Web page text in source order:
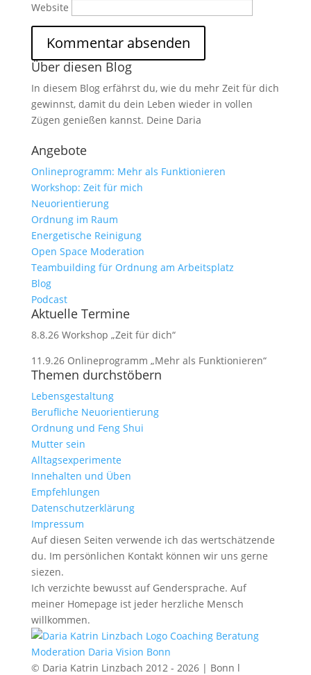
Website
Über diesen Blog
In diesem Blog erfährst du, wie du mehr Zeit für dich
gewinnst, damit du dein Leben wieder in vollen
Zügen genießen kannst. Deine Daria
Angebote
Onlineprogramm: Mehr als Funktionieren
Workshop: Zeit für mich
Neuorientierung
Ordnung im Raum
Energetische Reinigung
Open Space Moderation
Teambuilding für Ordnung am Arbeitsplatz
Blog
Podcast
Aktuelle Termine
8.8.26 Workshop „Zeit für dich“
11.9.26 Onlineprogramm „Mehr als Funktionieren“
Themen durchstöbern
Lebensgestaltung
Berufliche Neuorientierung
Ordnung und Feng Shui
Mutter sein
Alltagsexperimente
Innehalten und Üben
Empfehlungen
Datenschutzerklärung
Impressum
Auf diesen Seiten verwende ich das wertschätzende
du. Im persönlichen Kontakt können wir uns gerne
siezen.
Ich verzichte bewusst auf Gendersprache. Auf
meiner Homepage ist jeder herzliche Mensch
willkommen.
© Daria Katrin Linzbach 2012 - 2026 | Bonn l